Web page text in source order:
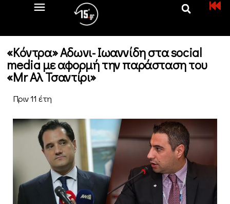
«Κόντρα» Αδωνι- Ιωαννίδη στα social
media με αφορμή την παράσταση του
«Mr Αλ Τσαντίρι»
Πριν 11 έτη